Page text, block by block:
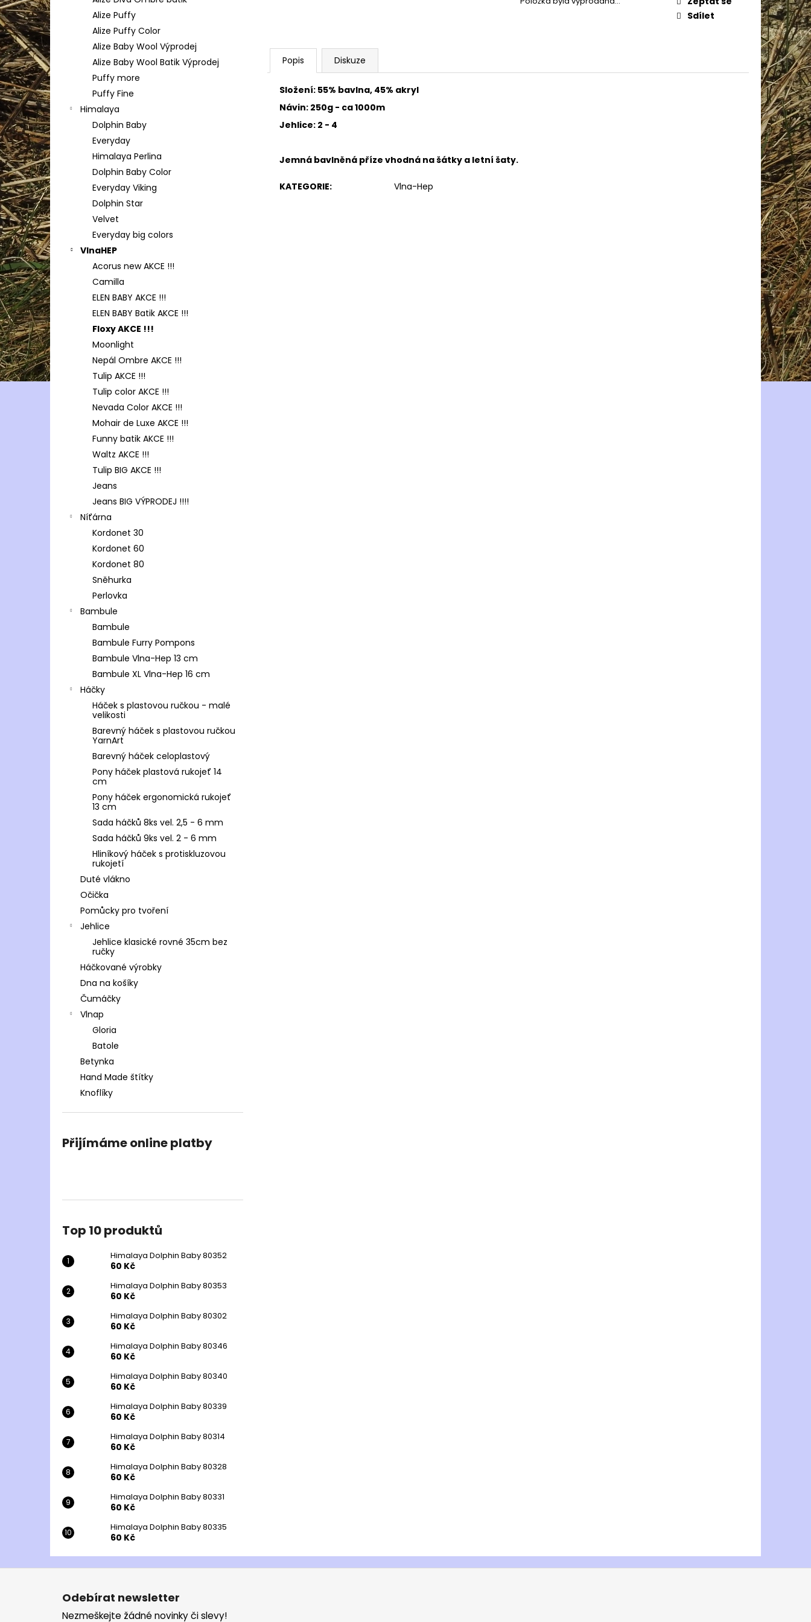
l
Alize Puffy
Alize Puffy Color
Alize Baby Wool Výprodej
Alize Baby Wool Batik Výprodej
Puffy more
Puffy Fine
Himalaya
Dolphin Baby
Everyday
Himalaya Perlina
Dolphin Baby Color
Everyday Viking
Dolphin Star
Velvet
Everyday big colors
VlnaHEP
Acorus new AKCE !!!
Camilla
ELEN BABY AKCE !!!
ELEN BABY Batik AKCE !!!
Floxy AKCE !!!
Moonlight
Nepál Ombre AKCE !!!
Tulip AKCE !!!
Tulip color AKCE !!!
Nevada Color AKCE !!!
Mohair de Luxe AKCE !!!
Funny batik AKCE !!!
Waltz AKCE !!!
Tulip BIG AKCE !!!
Jeans
Jeans BIG VÝPRODEJ !!!!
Níťárna
Kordonet 30
Kordonet 60
Kordonet 80
Sněhurka
Perlovka
Bambule
Bambule
Bambule Furry Pompons
Bambule Vlna-Hep 13 cm
Bambule XL Vlna-Hep 16 cm
Háčky
Háček s plastovou ručkou - malé
velikosti
Barevný háček s plastovou ručkou
YarnArt
Barevný háček celoplastový
Pony háček plastová rukojeť 14
cm
Pony háček ergonomická rukojeť
13 cm
Sada háčků 8ks vel. 2,5 - 6 mm
Sada háčků 9ks vel. 2 - 6 mm
Hliníkový háček s protiskluzovou
rukojetí
Duté vlákno
Očička
Pomůcky pro tvoření
Jehlice
Jehlice klasické rovné 35cm bez
ručky
Háčkované výrobky
Dna na košíky
Čumáčky
Vlnap
Gloria
Batole
Betynka
Hand Made štítky
Knoflíky
Přijímáme online platby
Top 10 produktů
Himalaya Dolphin Baby 80352
60 Kč
Himalaya Dolphin Baby 80353
60 Kč
Himalaya Dolphin Baby 80302
60 Kč
Himalaya Dolphin Baby 80346
60 Kč
Himalaya Dolphin Baby 80340
60 Kč
Himalaya Dolphin Baby 80339
60 Kč
Himalaya Dolphin Baby 80314
60 Kč
Himalaya Dolphin Baby 80328
60 Kč
Himalaya Dolphin Baby 80331
60 Kč
Himalaya Dolphin Baby 80335
60 Kč
Sdílet
Popis Diskuze
Složení: 55% bavlna, 45% akryl
Návin: 250g - ca 1000m
Jehlice: 2 - 4
Jemná bavlněná příze vhodná na šátky a letní šaty.
KATEGORIE: Vlna-Hep
HIMALAYA DOLPHIN BABY 80352
60 Kč
HIMALAYA DOLPHIN BABY 80302
Z
Odebírat newsletter
Nezmeškejte žádné novinky či slevy!